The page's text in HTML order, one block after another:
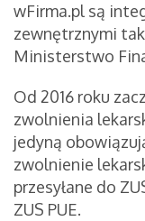
wFirma.pl są
zewnętrznymi
Ministerstwo
Od 2016 roku
zwolnienia
jedyną
zwolnienie
przesyłane do
ZUS PUE.